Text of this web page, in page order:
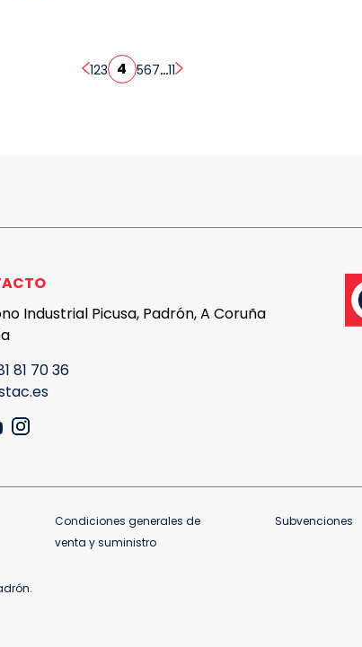
123 4 567...11
Industrial Picusa, Padrón, A Coruña
81 70 36
Condiciones generales de
venta y suministro
Subvenciones